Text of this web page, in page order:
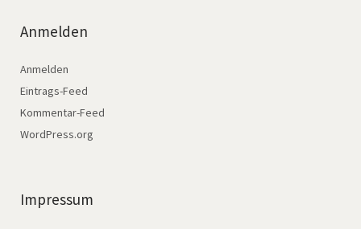
Anmelden
Anmelden
Eintrags-Feed
Kommentar-Feed
WordPress.org
Impressum